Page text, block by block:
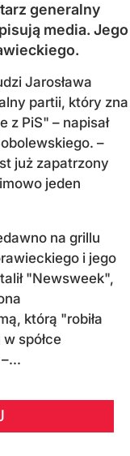
generalny
media. Jego
Jarosława
partii, który zna
z PiS" – napisał
–
już zapatrzony
jeden
na grillu
i jego
"Newsweek",
którą "robiła
spółce